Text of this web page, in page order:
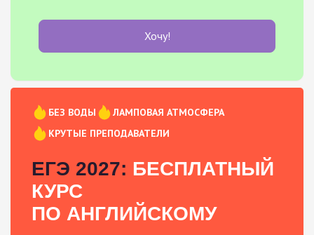
Хочу!
БЕЗ ВОДЫ
ЛАМПОВАЯ АТМОСФЕРА
КРУТЫЕ ПРЕПОДАВАТЕЛИ
ЕГЭ 2027: БЕСПЛАТНЫЙ
КУРС
ПО АНГЛИЙСКОМУ